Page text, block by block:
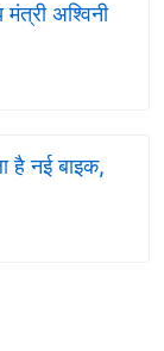
अश्विनी
है नई बाइक,